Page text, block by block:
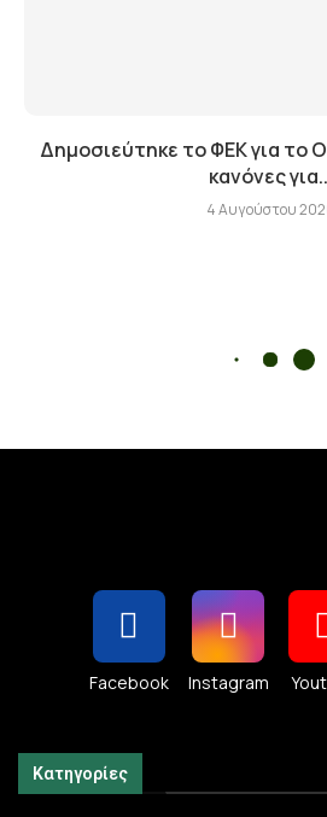
Δημοσιεύτηκε το ΦΕΚ για το
κανόνες
4 Αυγούστου
Facebook Instagram
Κατηγορίες